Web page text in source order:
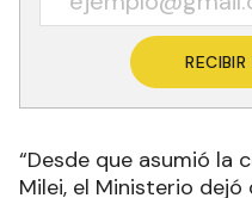
“Desde que asumió la
Milei, el Ministerio